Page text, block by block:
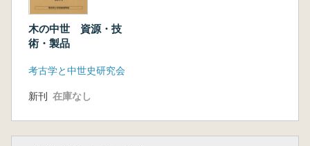
木の中世 資源・技
術・製品
考古学と中世史研究会
新刊 在庫なし